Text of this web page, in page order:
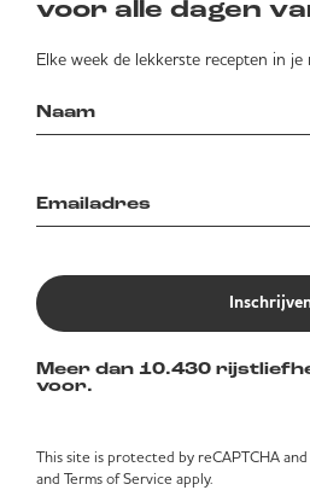
voor alle dagen
Elke week de lekkerste recepten in je
Meer dan 10.430
voor.
This site is protected by reCAPTCHA
and Terms of Service apply.